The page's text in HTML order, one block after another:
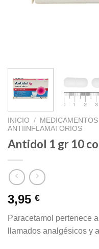
INICIO / MEDICAMENTOS
ANTIINFLAMATORIOS
Antidol 1 gr 10
3,95 €
Paracetamol pertenece
llamados analgésicos y